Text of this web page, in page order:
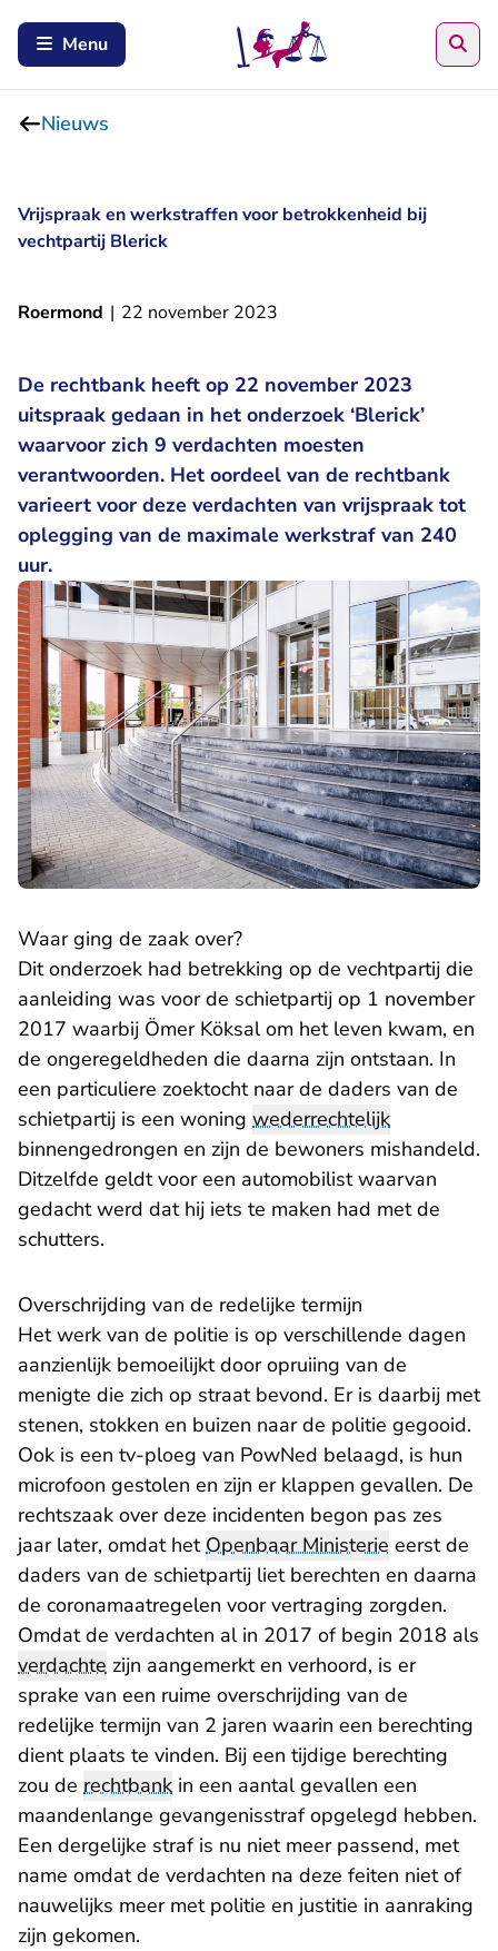
Menu
Nieuws
Vrijspraak en werkstraffen voor betrokkenheid bij
vechtpartij Blerick
Roermond | 22 november 2023
De rechtbank heeft op 22 november 2023
uitspraak gedaan in het onderzoek ‘Blerick’
waarvoor zich 9 verdachten moesten
verantwoorden. Het oordeel van de rechtbank
varieert voor deze verdachten van vrijspraak tot
oplegging van de maximale werkstraf van 240
uur.
Waar ging de zaak over?
Dit onderzoek had betrekking op de vechtpartij die
aanleiding was voor de schietpartij op 1 november
2017 waarbij Ömer Köksal om het leven kwam, en
de ongeregeldheden die daarna zijn ontstaan. In
een particuliere zoektocht naar de daders van de
schietpartij is een woning wederrechtelijk
binnengedrongen en zijn de bewoners mishandeld.
Ditzelfde geldt voor een automobilist waarvan
gedacht werd dat hij iets te maken had met de
schutters.
Overschrijding van de redelijke termijn
Het werk van de politie is op verschillende dagen
aanzienlijk bemoeilijkt door opruiing van de
menigte die zich op straat bevond. Er is daarbij met
stenen, stokken en buizen naar de politie gegooid.
Ook is een tv-ploeg van PowNed belaagd, is hun
microfoon gestolen en zijn er klappen gevallen. De
rechtszaak over deze incidenten begon pas zes
jaar later, omdat hetOpenbaar Ministerie eerst de
daders van de schietpartij liet berechten en daarna
de coronamaatregelen voor vertraging zorgden.
Omdat de verdachten al in 2017 of begin 2018 als
verdachte zijn aangemerkt en verhoord, is er
sprake van een ruime overschrijding van de
redelijke termijn van 2 jaren waarin een berechting
dient plaats te vinden. Bij een tijdige berechting
zou de rechtbank in een aantal gevallen een
maandenlange gevangenisstraf opgelegd hebben.
Een dergelijke straf is nu niet meer passend, met
name omdat de verdachten na deze feiten niet of
nauwelijks meer met politie en justitie in aanraking
zijn gekomen.